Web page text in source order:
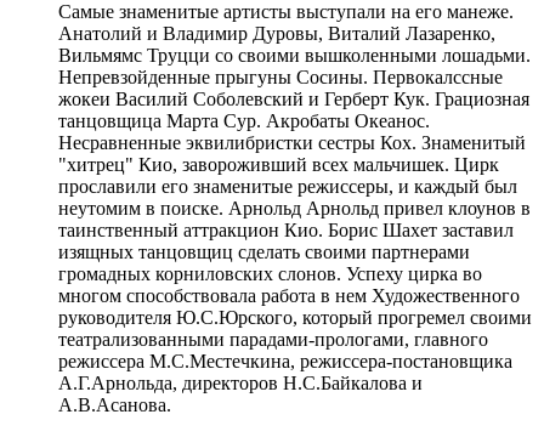
Самые знаменитые артисты выступали на его манеже.
Анатолий и Владимир Дуровы, Виталий Лазаренко,
Вильмямс Труцци со своими вышколенными лошадьми.
Непревзойденные прыгуны Сосины. Первокалссные
жокеи Василий Соболевский и Герберт Кук. Грациозная
танцовщица Марта Сур. Акробаты Океанос.
Несравненные эквилибристки сестры Кох. Знаменитый
"хитрец" Кио, завороживший всех мальчишек. Цирк
прославили его знаменитые режиссеры, и каждый был
неутомим в поиске. Арнольд Арнольд привел клоунов в
таинственный аттракцион Кио. Борис Шахет заставил
изящных танцовщиц сделать своими партнерами
громадных корниловских слонов. Успеху цирка во
многом способствовала работа в нем Художественного
руководителя Ю.С.Юрского, который прогремел своими
театрализованными парадами-прологами, главного
режиссера М.С.Местечкина, режиссера-постановщика
А.Г.Арнольда, директоров Н.С.Байкалова и
А.В.Асанова.